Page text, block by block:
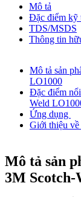
Mô tả
Đặc điểm kỹ
TDS/MSDS
Thông tin
Mô tả sản
LO1000
Đặc điểm
Weld
Ứng dụng
Giới thiệu về
Mô tả sản
3M Scotch-